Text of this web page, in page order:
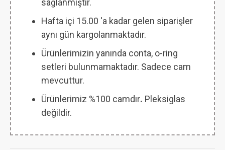
Hafta içi 15.00 'a kadar gelen siparişler
aynı gün kargolanmaktadır.
Ürünlerimizin yanında conta, o-ring
setleri bulunmamaktadır. Sadece cam
mevcuttur.
Ürünlerimiz %100 camdır. Pleksiglas
değildir.